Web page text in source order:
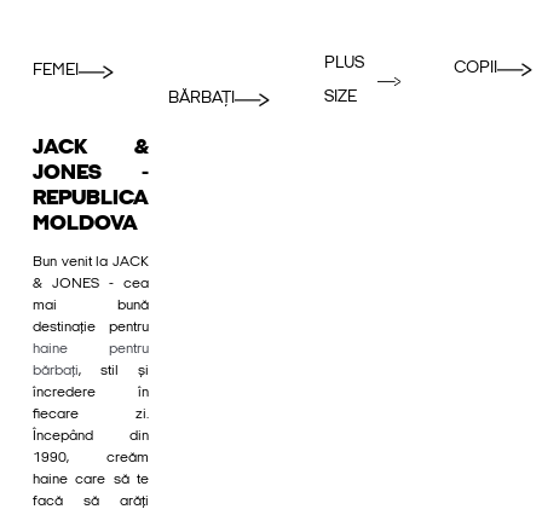
FEMEI
BĂRBAȚI
PLUS
SIZE
COPII
JACK &
JONES -
REPUBLICA
MOLDOVA
Bun venit la JACK
& JONES - cea
mai bună
destinație pentru
haine pentru
bărbați, stil și
încredere în
fiecare zi.
Începând din
1990, creăm
haine care să te
facă să arăți